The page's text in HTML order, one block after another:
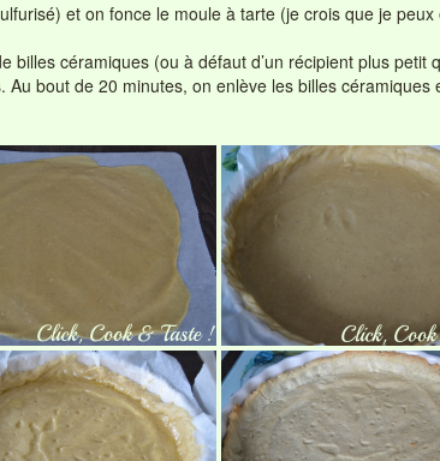
et on fonce le moule à tarte (je crois que je
billes céramiques (ou à défaut d’un récipient plus petit
bout de 20 minutes, on enlève les billes